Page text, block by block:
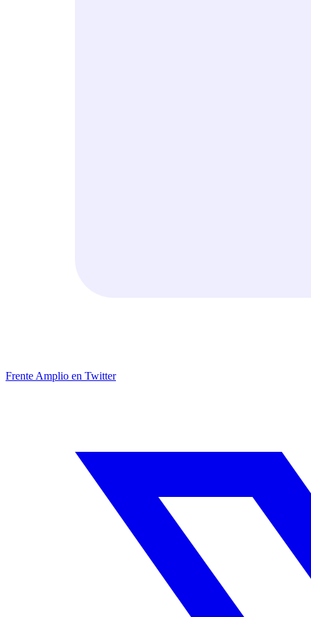
Frente Amplio en Twitter